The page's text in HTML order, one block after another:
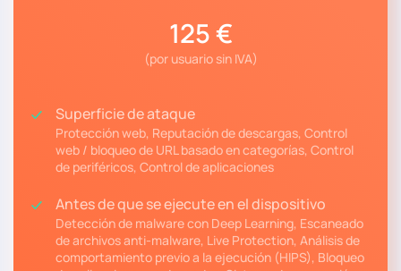
125 €
(por usuario sin IVA)
Superficie de ataque
Protección web, Reputación de descargas, Control
web / bloqueo de URL basado en categorías, Control
de periféricos, Control de aplicaciones
Antes de que se ejecute en el dispositivo
Detección de malware con Deep Learning, Escaneado
de archivos anti-malware, Live Protection, Análisis de
comportamiento previo a la ejecución (HIPS), Bloqueo